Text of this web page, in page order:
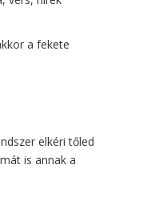
a fekete
elkéri tőled
is annak a